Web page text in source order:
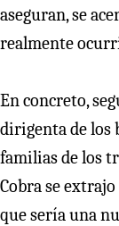
aseguran, se
realmente
En concreto,
dirigenta de los
familias de los
Cobra se
que sería una